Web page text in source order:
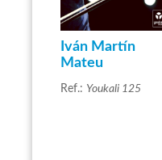
Iván Martín
Mateu
Ref.: Youkali 125